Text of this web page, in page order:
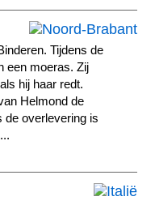
Tijdens de
een moeras. Zij
hij haar redt.
Helmond de
de overlevering is